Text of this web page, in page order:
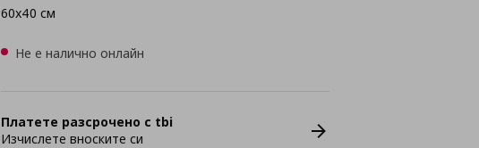
60x40 см
Не е налично онлайн
Платете разсрочено с tbi
Изчислете вноските си